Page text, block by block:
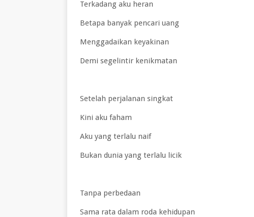
Terkadang aku heran
Betapa banyak pencari uang
Menggadaikan keyakinan
Demi segelintir kenikmatan
Setelah perjalanan singkat
Kini aku faham
Aku yang terlalu naif
Bukan dunia yang terlalu licik
Tanpa perbedaan
Sama rata dalam roda kehidupan